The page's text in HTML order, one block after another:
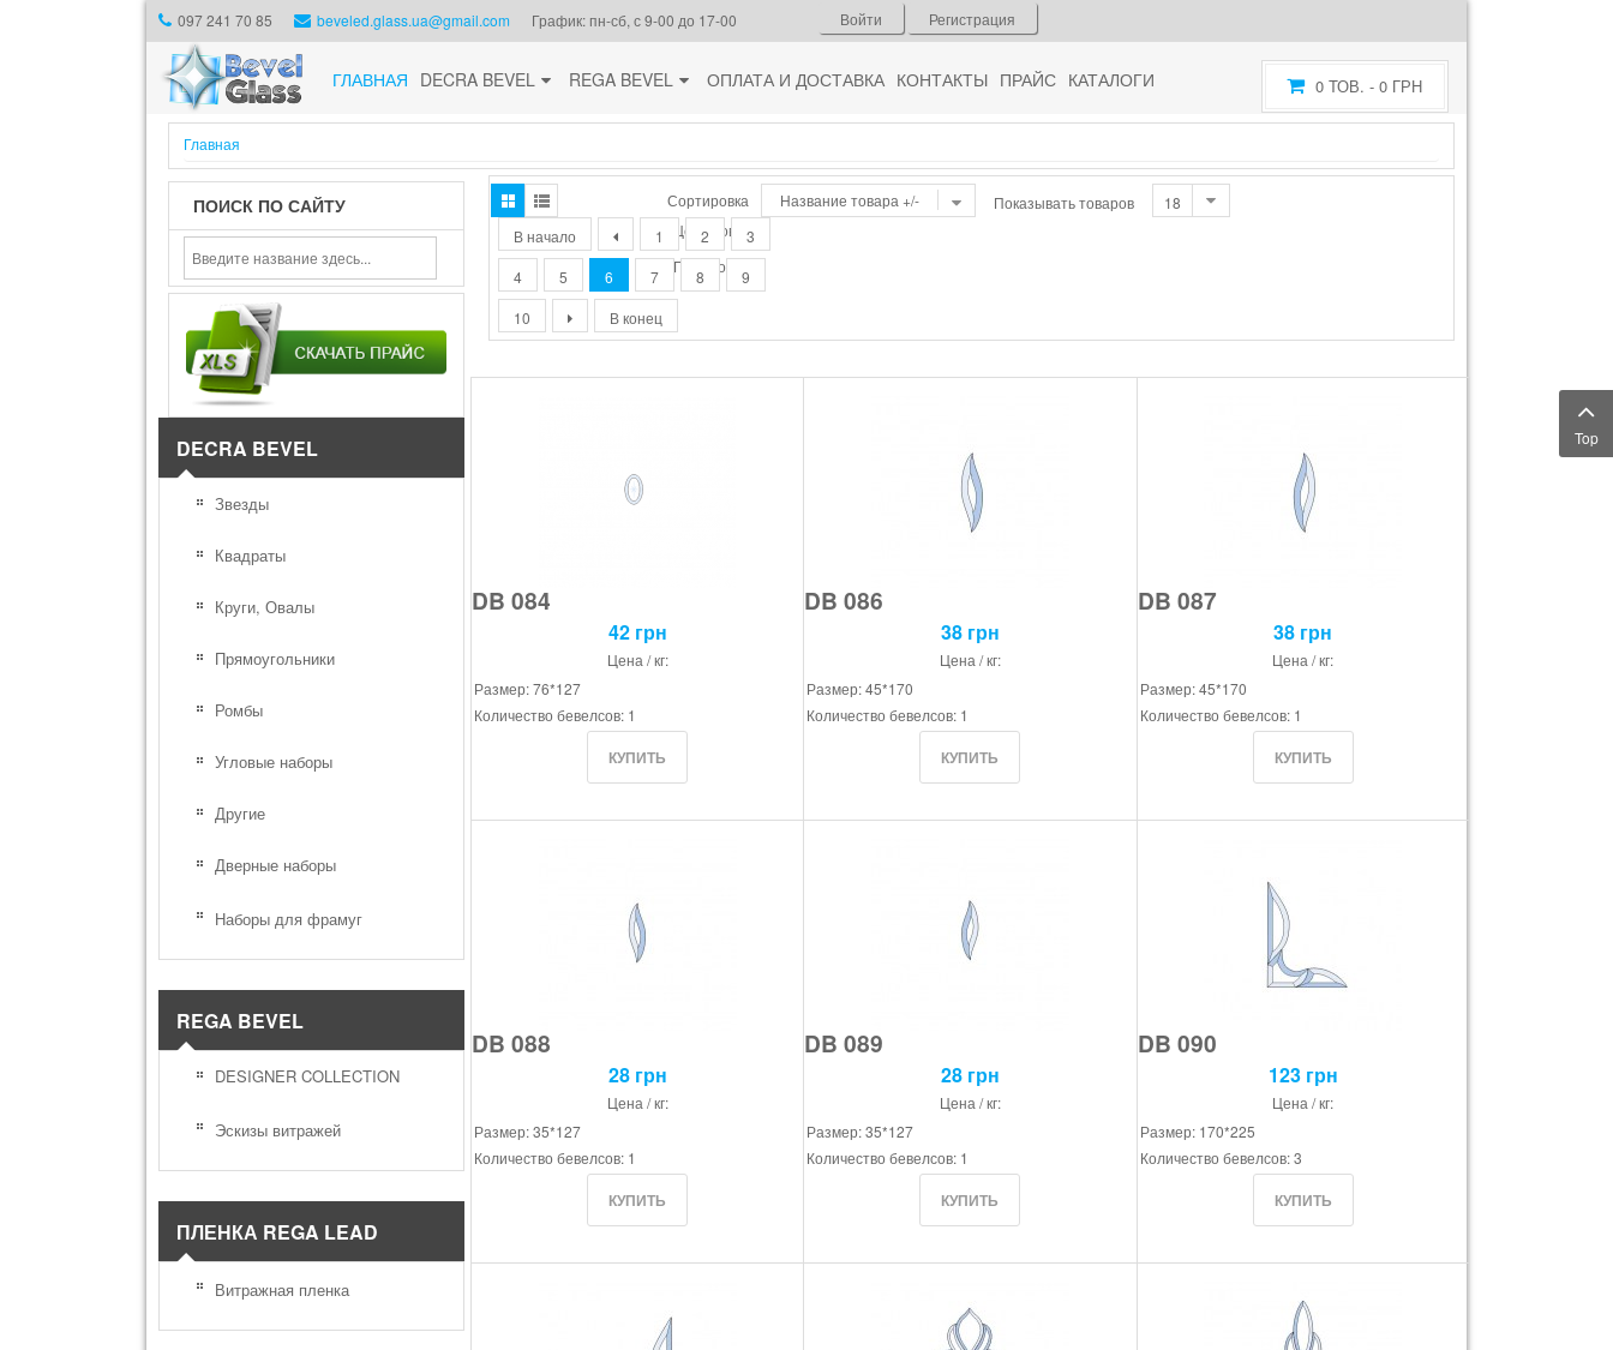
097 241 70 85 beveled.glass.ua@gmail.com График: пн-сб, с 9-00 до 17-00 Войти Регистрация
0 ТОВ. - 0 ГРН
ГЛАВНАЯ DECRA BEVEL REGA BEVEL ОПЛАТА И ДОСТАВКА КОНТАКТЫ ПРАЙС КАТАЛОГИ
Главная
ПОИСК ПО САЙТУ
DECRA BEVEL
Звезды
Квадраты
Круги, Овалы
Прямоугольники
Ромбы
Угловые наборы
Другие
Дверные наборы
Наборы для фрамуг
REGA BEVEL
DESIGNER COLLECTION
Эскизы витражей
ПЛЕНКА REGA LEAD
Витражная пленка
Сортировка
Название товара +/-
Цена товара
Порядок
Показывать товаров
В начало
1 2
3
4
5 6 7 8
9
10
В конец
DB 084
42 грн
Цена / кг:
Размер: 76*127
Количество бевелсов: 1
DB 086
38 грн
Цена / кг:
Размер: 45*170
Количество бевелсов: 1
DB 087
38 грн
Цена / кг:
Размер: 45*170
Количество бевелсов: 1
DB 088
28 грн
Цена / кг:
Размер: 35*127
Количество бевелсов: 1
DB 089
28 грн
Цена / кг:
Размер: 35*127
Количество бевелсов: 1
DB 090
123 грн
Цена / кг:
Размер: 170*225
Количество бевелсов: 3
Top